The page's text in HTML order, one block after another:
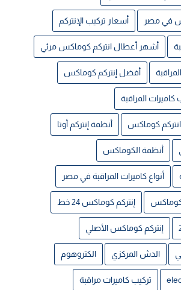
في مصر أسعار تركيب الإنتركم
أشهر أعطال انتركم كوماكس مرئي
أفضل إنتركم كوماكس
المراقبة
كوماكس أنظمة إنتركم أوتا
أنظمة الكوماكس
أنواع كاميرات المراقبة في مصر
كوماكس إنتركم كوماكس 24 خط
إنتركم كوماكس الأصلي
الدش المركزي الكتروهوم
تركيب كاميرات مراقبة